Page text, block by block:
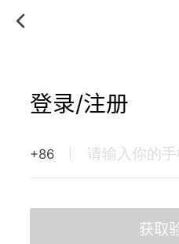
登录/注册
+86
获取